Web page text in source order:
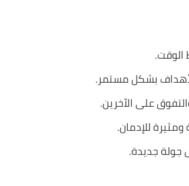
الوقت.
بشكل مستمر.
على الآخرين.
للإدمان.
جولة جديدة.